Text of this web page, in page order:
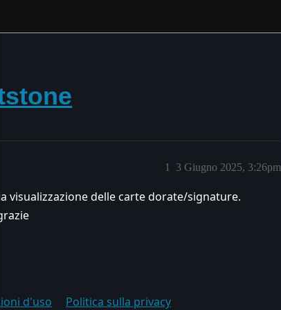
3 Giugno 2025, 3:26pm
1
visualizzazione delle carte dorate/signature.
d'uso Politica sulla privacy